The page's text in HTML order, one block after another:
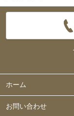
ホーム
お問い合わせ